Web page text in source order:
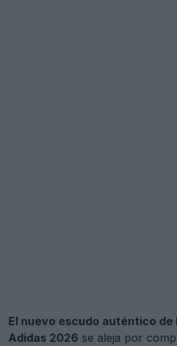
El nuevo escudo auténtico
Adidas 2026 se aleja por